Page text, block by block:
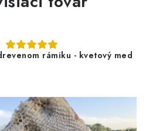
rámiku - kvetový med